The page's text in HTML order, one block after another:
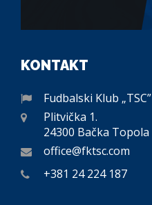
KONTAKT
Fudbalski Klub „TSC”
Plitvička 1.
24300 Bačka Topola
office@fktsc.com
+381 24 224 187